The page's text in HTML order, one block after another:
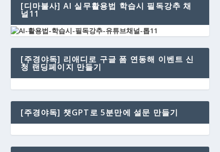
[디마불사] AI 실무활용법 학습시 필독강추 채
널11
[주경야독] 리애디로 구글 폼 연동해 이벤트 신
청 랜딩페이지 만들기
[주경야독] 챗GPT로 5분만에 설문 만들기